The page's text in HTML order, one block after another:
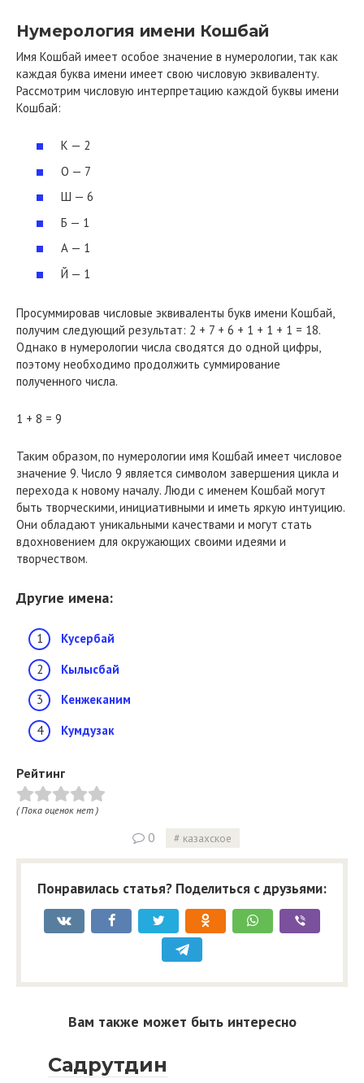
Нумерология имени Кошбай
Имя Кошбай имеет особое значение в нумерологии, так как
каждая буква имени имеет свою числовую эквиваленту.
Рассмотрим числовую интерпретацию каждой буквы имени
Кошбай:
К — 2
О — 7
Ш — 6
Б — 1
А — 1
Й — 1
Просуммировав числовые эквиваленты букв имени Кошбай,
получим следующий результат: 2 + 7 + 6 + 1 + 1 + 1 = 18.
Однако в нумерологии числа сводятся до одной цифры,
поэтому необходимо продолжить суммирование
полученного числа.
1 + 8 = 9
Таким образом, по нумерологии имя Кошбай имеет числовое
значение 9. Число 9 является символом завершения цикла и
перехода к новому началу. Люди с именем Кошбай могут
быть творческими, инициативными и иметь яркую интуицию.
Они обладают уникальными качествами и могут стать
вдохновением для окружающих своими идеями и
творчеством.
Другие имена:
Кусербай
Кылысбай
Кенжеканим
Кумдузак
Рейтинг
( Пока оценок нет )
0 казахское
Понравилась статья? Поделиться с друзьями:
Вам также может быть интересно
Садрутдин